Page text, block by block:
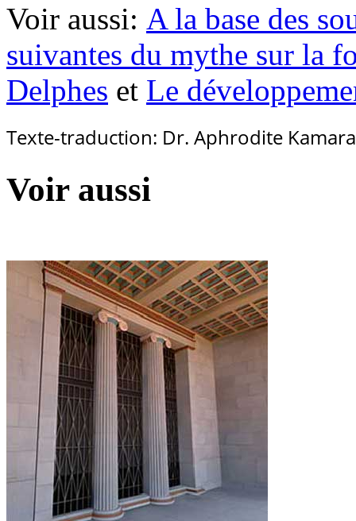
Voir aussi: A la base des
suivantes du mythe sur la
Delphes et Le
Texte-traduction: Dr. Aphrodite
Voir aussi